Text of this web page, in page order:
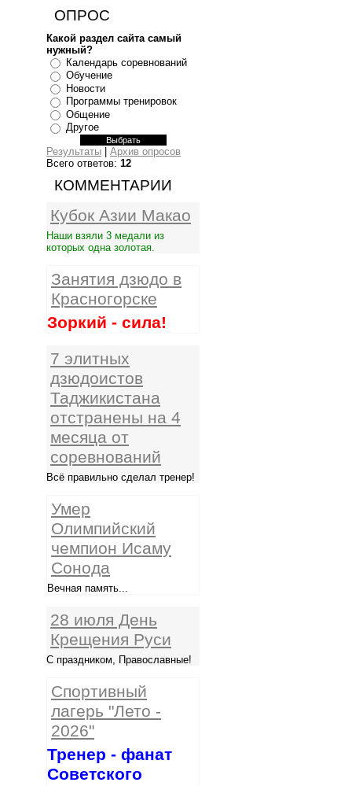
ОПРОС
Какой раздел сайта самый
нужный?
Календарь соревнований
Обучение
Новости
Программы тренировок
Общение
Другое
Результаты
Архив опросов
Всего ответов: 12
КОММЕНТАРИИ
Кубок Азии Макао
Наши взяли 3 медали из
которых одна золотая.
Занятия дзюдо в
Красногорске
Зоркий - сила!
7 элитных
дзюдоистов
Таджикистана
отстранены на 4
месяца от
соревнований
Всё правильно сделал тренер!
Умер
Олимпийский
чемпион Исаму
Сонода
Вечная память...
28 июля День
Крещения Руси
С праздником, Православные!
Спортивный
лагерь "Лето -
2026"
Тренер - фанат
Советского